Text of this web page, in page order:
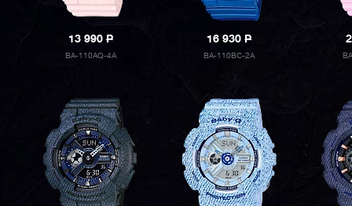
13 990P
BA-110AQ-4A
16 930P
BA-110BC-2A